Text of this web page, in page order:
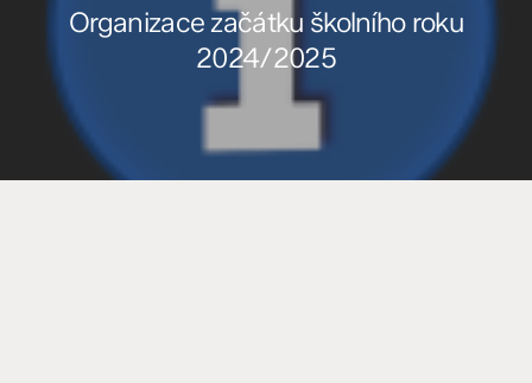
Organizace začátku školního roku
2024/2025